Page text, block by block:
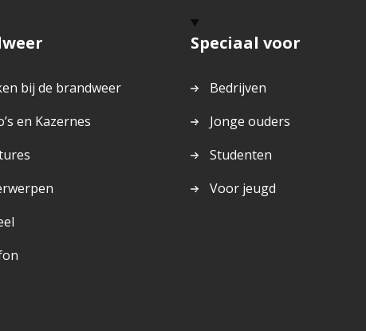
bij de brandweer
en Kazernes
Speciaal voor
Bedrijven
Jonge ouders
Studenten
Voor jeugd